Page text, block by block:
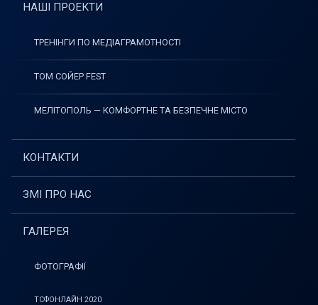
НАШІ ПРОЕКТИ
ТРЕНІНГИ ПО МЕДІАГРАМОТНОСТІ
ТОМ СОЙЕР FEST
МЕЛІТОПОЛЬ — КОМФОРТНЕ ТА БЕЗПЕЧНЕ МІСТО
КОНТАКТИ
ЗМІ ПРО НАС
ГАЛЕРЕЯ
ФОТОГРАФІЇ
ТСФОНЛАЙН 2020